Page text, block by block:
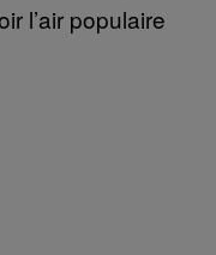
l’air populaire